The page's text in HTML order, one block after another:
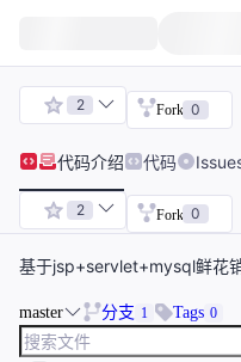
2 Fork 0
代码介绍 代码
2 Fork 0
基于jsp+servlet+mysql鲜花
master 分支 1 Tags 0